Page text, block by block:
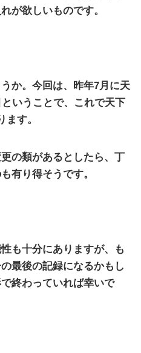
が欲しいものです。
か。今回は、昨年7月に天
ということで、これで天下
ます。
の類があるとしたら、丁
有り得そうです。
も十分にありますが、も
最後の記録になるかもし
終わっていれば幸いで